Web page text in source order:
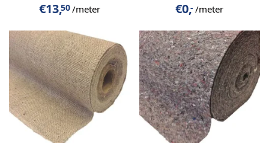
€13,50/meter €0,- /meter